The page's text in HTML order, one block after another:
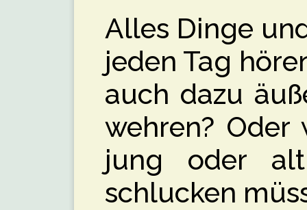
Alles Dinge
jeden Tag
auch dazu
wehren? Oder
jung oder
schlucken